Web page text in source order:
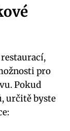
‍restaurací,
pro
Pokud
určitě byste